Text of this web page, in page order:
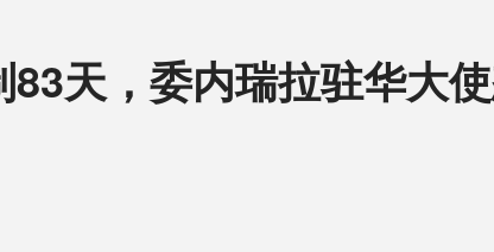
天，委内瑞拉驻华大